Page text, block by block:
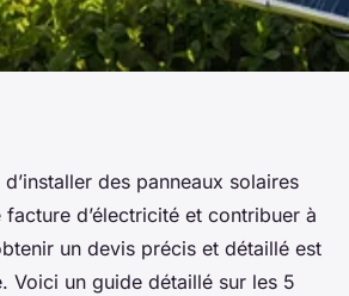
incontournables
un devis de
des panneaux solaires
d’électricité et contribuer à
un devis précis et détaillé est
Voici un guide détaillé sur les 5